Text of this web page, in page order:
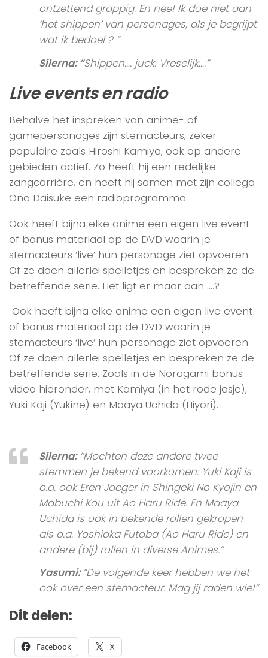
ontzettend grappig. En nee! Ik doe niet aan
‘het shippen’ van personages, als je begrijpt
wat ik bedoel ? ”
Silerna: “Shippen…. juck. Vreselijk….”
Live events en radio
Behalve het inspreken van anime- of
gamepersonages zijn stemacteurs, zeker
populaire zoals Hiroshi Kamiya, ook op andere
gebieden actief. Zo heeft hij een redelijke
zangcarrière, en heeft hij samen met zijn collega
Ono Daisuke een radioprogramma.
Ook heeft bijna elke anime een eigen live event
of bonus materiaal op de DVD waarin je
stemacteurs ‘live’ hun personage ziet opvoeren.
Of ze doen allerlei spelletjes en bespreken ze de
betreffende serie. Het ligt er maar aan ….?
Ook heeft bijna elke anime een eigen live event
of bonus materiaal op de DVD waarin je
stemacteurs ‘live’ hun personage ziet opvoeren.
Of ze doen allerlei spelletjes en bespreken ze de
betreffende serie. Zoals in de Noragami bonus
video hieronder, met Kamiya (in het rode jasje),
Yuki Kaji (Yukine) en Maaya Uchida (Hiyori).
Silerna: “Mochten deze andere twee
stemmen je bekend voorkomen: Yuki Kaji is
o.a. ook Eren Jaeger in Shingeki No Kyojin en
Mabuchi Kou uit Ao Haru Ride. En Maaya
Uchida is ook in bekende rollen gekropen
als o.a. Yoshiaka Futaba (Ao Haru Ride) en
andere (bij) rollen in diverse Animes.”
Yasumi:“De volgende keer hebben we het
ook over een stemacteur. Mag jij raden wie!”
Dit delen:
Facebook X